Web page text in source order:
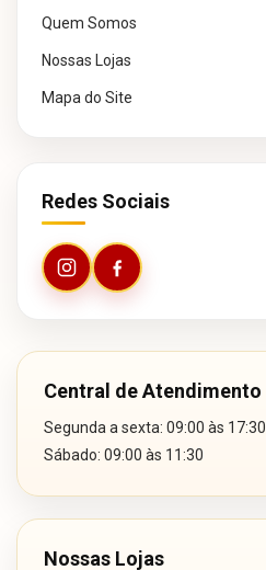
Quem Somos
Nossas Lojas
Mapa do Site
Redes Sociais
Central de Atendimento
Segunda a sexta: 09:00 às 17:30
Sábado: 09:00 às 11:30
Nossas Lojas